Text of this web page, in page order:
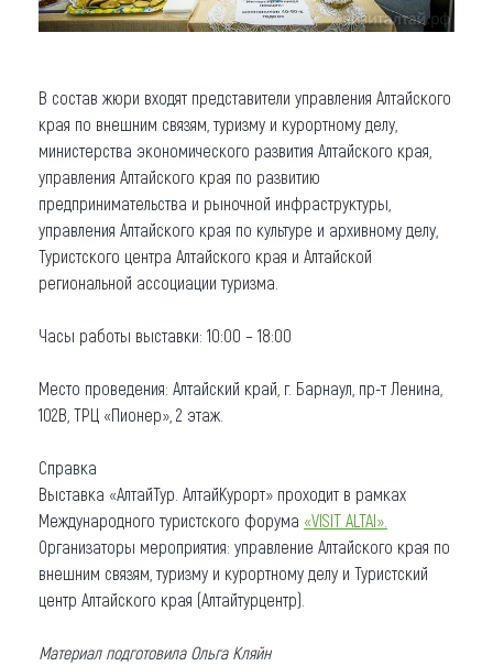
В состав жюри входят представители управления Алтайского
края по внешним связям, туризму и курортному делу,
министерства экономического развития Алтайского края,
управления Алтайского края по развитию
предпринимательства и рыночной инфраструктуры,
управления Алтайского края по культуре и архивному делу,
Туристского центра Алтайского края и Алтайской
региональной ассоциации туризма.
Часы работы выставки: 10:00 – 18:00
Место проведения: Алтайский край, г. Барнаул, пр-т Ленина,
102В, ТРЦ «Пионер», 2 этаж.
Справка
Выставка «АлтайТур. АлтайКурорт» проходит в рамках
Международного туристского форума «VISIT ALTAI».
Организаторы мероприятия: управление Алтайского края по
внешним связям, туризму и курортному делу и Туристский
центр Алтайского края (Алтайтурцентр).
Материал подготовила Ольга Кляйн